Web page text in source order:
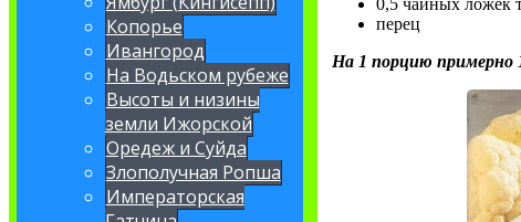
Копорье
Ивангород
На Водьском рубеже
Высоты и низины
земли Ижорской
Оредеж и Суйда
Злополучная Ропша
Императорская
0,5 чайных ложек
перец
На 1 порцию примерно